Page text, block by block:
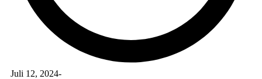
Juli 12, 2024-